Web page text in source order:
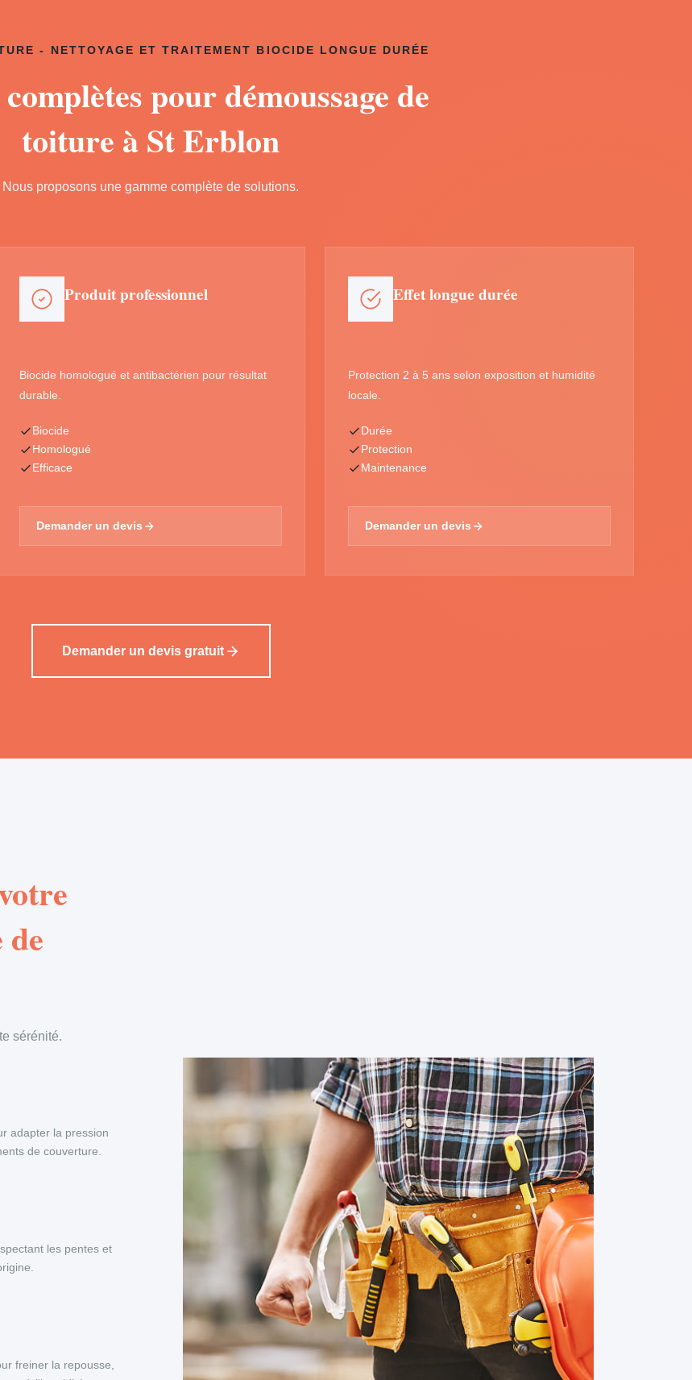
- NETTOYAGE ET TRAITEMENT BIOCIDE LONGUE DURÉE
pour démoussage de
toiture à St Erblon
Nous proposons une gamme complète de solutions.
Produit professionnel
Biocide homologué et antibactérien pour résultat
durable.
Biocide
Homologué
Efficace
Demander un devis
Effet longue durée
Protection 2 à 5 ans selon exposition et humidité
locale.
Durée
Protection
Maintenance
Demander un devis
Demander un devis gratuit
de
sérénité.
adapter la pression
de couverture.
les pentes et
freiner la repousse,